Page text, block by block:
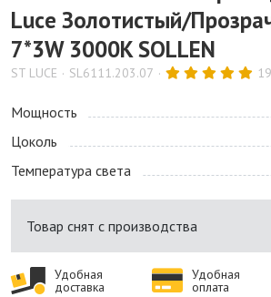
Luce Золотистый/
7*3W 3000K SOLLEN
ST LUCE SL6111.203.07
Мощность
Цоколь
Температура света
Товар снят с производства
Удобная
доставка
Удобная
оплата